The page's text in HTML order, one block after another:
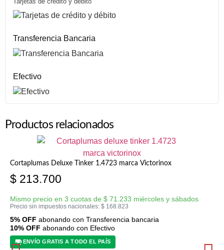
Transferencia Bancaria
Efectivo
Productos relacionados
Cortaplumas Deluxe Tinker 1.4723 marca Victorinox
$ 213.700
Mismo precio en 3 cuotas de $ 71.233 miércoles y sábados
Precio sin impuestos nacionales: $ 168.823
5% OFF abonando con Transferencia bancaria
10% OFF abonando con Efectivo
ENVÍO GRATIS A TODO EL PAÍS